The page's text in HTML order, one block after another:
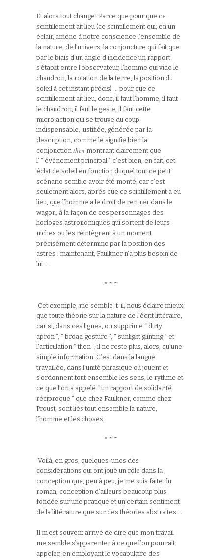
Et alors tout change! Parce que pour que ce
scintillement ait lieu (ce scintillement qui, en un
éclair, amène à notre conscience l’ensemble de
la nature, de l’univers, la conjoncture qui fait que
par le biais d’un angle d’incidence un rapport
s’établit entre l’observateur, l’homme qui vide le
chaudron, la rotation de la terre, la position du
soleil à cet instant précis) … pour que ce
scintillement ait lieu, donc, il faut l’homme, il faut
le chaudron, il faut le geste, il faut cette
micro‑action qui se trouve du coup
indispensable, justifiée, générée par la
description, comme le signifie bien la
conjonction then montrant clairement que
l’ “ événement principal ” c’est bien, en fait, cet
éclat de soleil en fonction duquel tout ce petit
scénario semble avoir été monté, car c’est
seulement alors, après que ce scintillement a eu
lieu, que l’homme a le droit de rentrer dans le
wagon, à la façon de ces personnages des
horloges astronomiques qui sortent de leurs
niches ou les réintègrent à un moment
précisément détermine par la position des
astres : maintenant, Faulkner n’a plus besoin de
lui …
* * *
Cet exemple, me semble-t-il, nous éclaire mieux
que toute théorie sur la nature de l’écrit littéraire,
car si, dans ces lignes, on supprime “ dirty
apron ”, “ broad gesture ”, “ sunlight glinting ” et
l’articulation “ then ”, il ne reste plus, alors, qu’une
simple information. C’est dans la langue
travaillée, dans l’unité phrasique où jouent et
s’ordonnent tout ensemble les sens, le rythme et
ce que l’on a appelé “ un rapport de solidarité
réciproque ” que chez Faulkner, comme chez
Proust, sont liés tout ensemble la nature,
l’homme et les choses.
* * *
Voilà, en gros, quelques-unes des
considérations qui ont joué un rôle dans la
conception que, peu à peu, je me suis faite du
roman, conception d’ailleurs beaucoup plus
fondée sur une pratique et un certain sentiment
de la littérature que sur des théories abstraites …
Il m’est souvent arrivé de dire que mon travail
me semble s’apparenter à ce que l’on pourrait
appeler, en employant le vocabulaire des